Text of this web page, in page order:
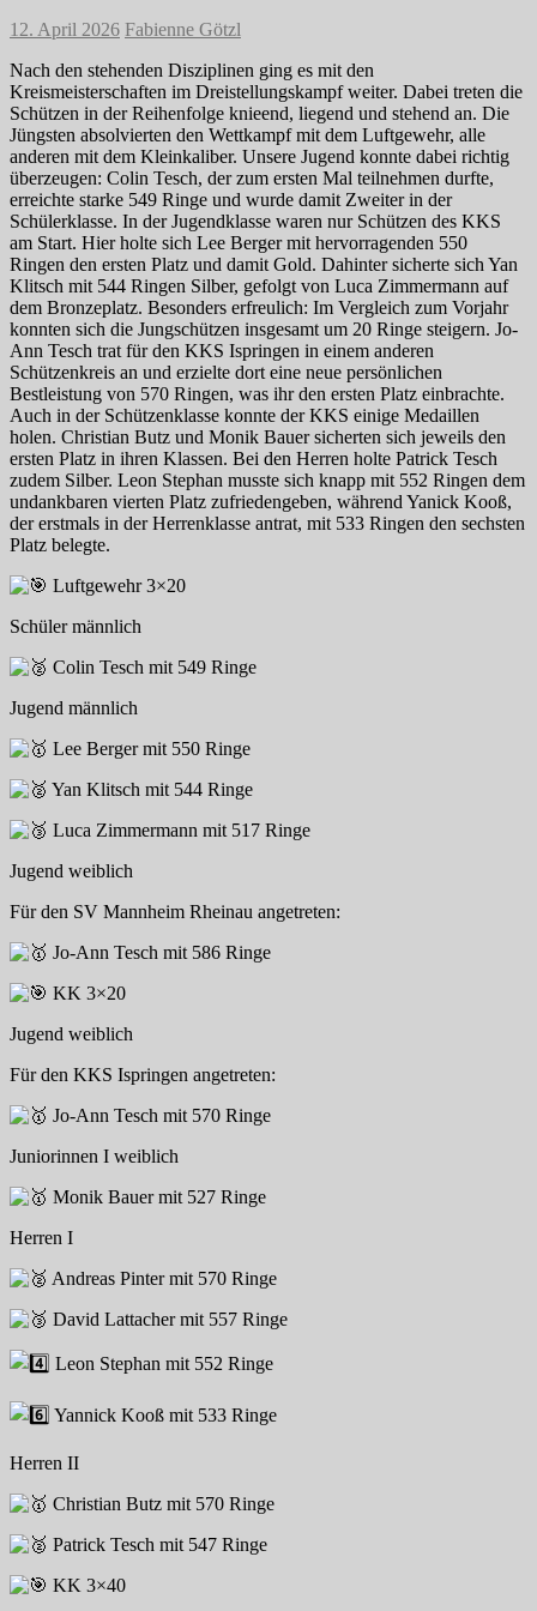
12. April 2026 Fabienne Götzl
Nach den stehenden Disziplinen ging es mit den
Kreismeisterschaften im Dreistellungskampf weiter. Dabei treten die
Schützen in der Reihenfolge knieend, liegend und stehend an. Die
Jüngsten absolvierten den Wettkampf mit dem Luftgewehr, alle
anderen mit dem Kleinkaliber. Unsere Jugend konnte dabei richtig
überzeugen: Colin Tesch, der zum ersten Mal teilnehmen durfte,
erreichte starke 549 Ringe und wurde damit Zweiter in der
Schülerklasse. In der Jugendklasse waren nur Schützen des KKS
am Start. Hier holte sich Lee Berger mit hervorragenden 550
Ringen den ersten Platz und damit Gold. Dahinter sicherte sich Yan
Klitsch mit 544 Ringen Silber, gefolgt von Luca Zimmermann auf
dem Bronzeplatz. Besonders erfreulich: Im Vergleich zum Vorjahr
konnten sich die Jungschützen insgesamt um 20 Ringe steigern. Jo-
Ann Tesch trat für den KKS Ispringen in einem anderen
Schützenkreis an und erzielte dort eine neue persönlichen
Bestleistung von 570 Ringen, was ihr den ersten Platz einbrachte.
Auch in der Schützenklasse konnte der KKS einige Medaillen
holen. Christian Butz und Monik Bauer sicherten sich jeweils den
ersten Platz in ihren Klassen. Bei den Herren holte Patrick Tesch
zudem Silber. Leon Stephan musste sich knapp mit 552 Ringen dem
undankbaren vierten Platz zufriedengeben, während Yanick Kooß,
der erstmals in der Herrenklasse antrat, mit 533 Ringen den sechsten
Platz belegte.
Luftgewehr 3×20
Schüler männlich
Colin Tesch mit 549 Ringe
Jugend männlich
Lee Berger mit 550 Ringe
Yan Klitsch mit 544 Ringe
Luca Zimmermann mit 517 Ringe
Jugend weiblich
Für den SV Mannheim Rheinau angetreten:
Jo-Ann Tesch mit 586 Ringe
KK 3×20
Jugend weiblich
Für den KKS Ispringen angetreten:
Jo-Ann Tesch mit 570 Ringe
Juniorinnen I weiblich
Monik Bauer mit 527 Ringe
Herren I
Andreas Pinter mit 570 Ringe
David Lattacher mit 557 Ringe
Leon Stephan mit 552 Ringe
Yannick Kooß mit 533 Ringe
Herren II
Christian Butz mit 570 Ringe
Patrick Tesch mit 547 Ringe
KK 3×40